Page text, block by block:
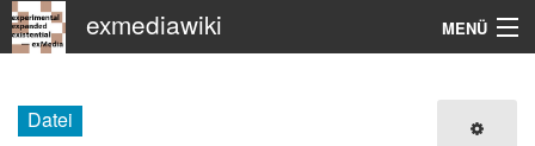
exmediawiki MENÜ
KHM
Datei